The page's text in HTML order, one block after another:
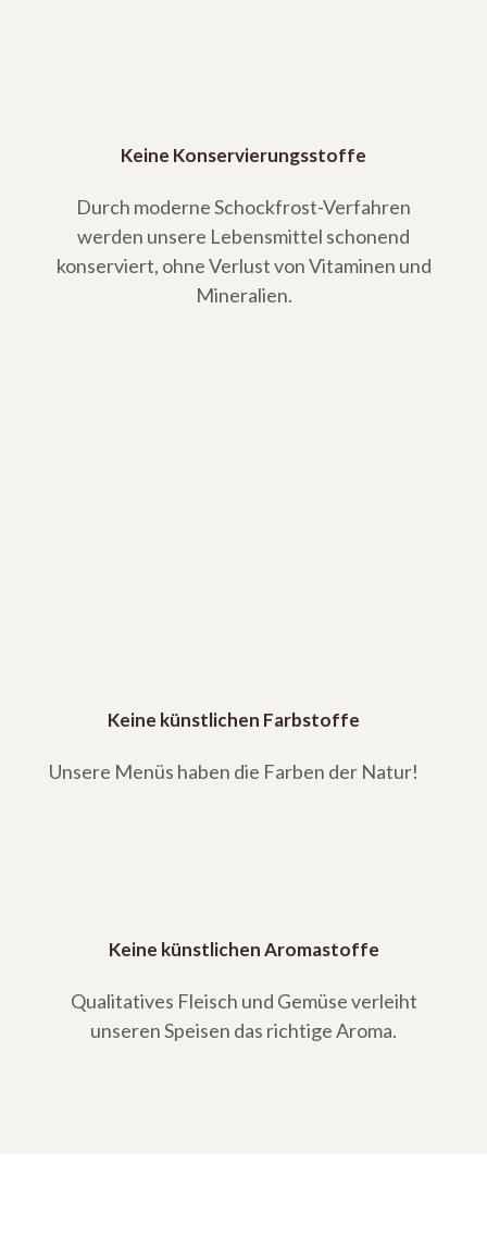
Keine Konservierungsstoffe
Durch moderne Schockfrost-Verfahren
werden unsere Lebensmittel schonend
konserviert, ohne Verlust von Vitaminen und
Mineralien.
Keine künstlichen Farbstoffe
Unsere Menüs haben die Farben der Natur!
Keine künstlichen Aromastoffe
Qualitatives Fleisch und Gemüse verleiht
unseren Speisen das richtige Aroma.